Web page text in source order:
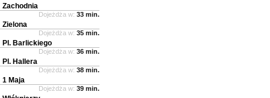
Zachodnia
Dojeżdża w: 33 min.
Zielona
Dojeżdża w: 35 min.
Pl. Barlickiego
Dojeżdża w: 36 min.
Pl. Hallera
Dojeżdża w: 38 min.
1 Maja
Dojeżdża w: 39 min.